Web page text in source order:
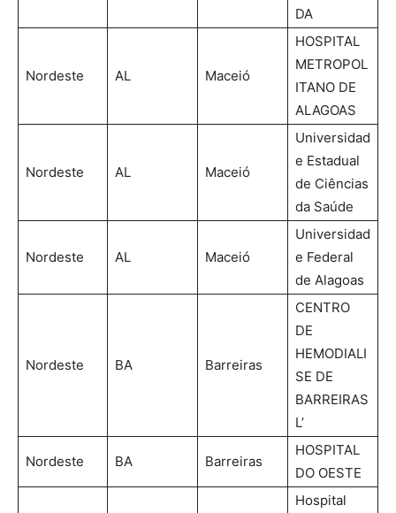
DA
Nordeste AL Maceió
HOSPITAL
METROPOL
ITANO DE
ALAGOAS
Nordeste AL Maceió
Universidad
e Estadual
de Ciências
da Saúde
Nordeste AL Maceió
Universidad
e Federal
de Alagoas
Nordeste BA Barreiras
CENTRO
DE
HEMODIALI
SE DE
BARREIRAS
L’
Nordeste BA Barreiras
HOSPITAL
DO OESTE
Hospital